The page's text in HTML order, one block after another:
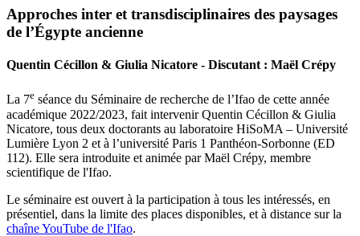
Approches inter et transdisciplinaires des paysages
de l’Égypte ancienne
Quentin Cécillon & Giulia Nicatore - Discutant : Maël Crépy
La 7e séance du Séminaire de recherche de l’Ifao de cette année
académique 2022/2023, fait intervenir Quentin Cécillon & Giulia
Nicatore, tous deux doctorants au laboratoire HiSoMA – Université
Lumière Lyon 2 et à l’université Paris 1 Panthéon-Sorbonne (ED
112). Elle sera introduite et animée par Maël Crépy, membre
scientifique de l'Ifao.
Le séminaire est ouvert à la participation à tous les intéressés, en
présentiel, dans la limite des places disponibles, et à distance sur la
chaîne YouTube de l'Ifao.